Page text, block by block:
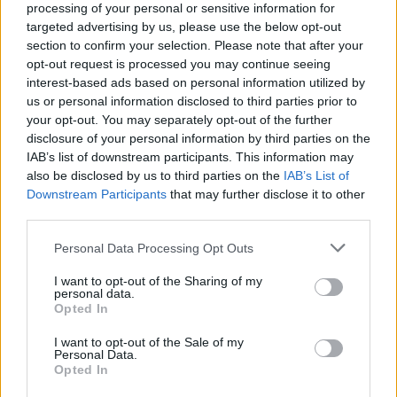
processing of your personal or sensitive information for
targeted advertising by us, please use the below opt-out
section to confirm your selection. Please note that after your
opt-out request is processed you may continue seeing
interest-based ads based on personal information utilized by
us or personal information disclosed to third parties prior to
your opt-out. You may separately opt-out of the further
disclosure of your personal information by third parties on the
IAB’s list of downstream participants. This information may
also be disclosed by us to third parties on the IAB’s List of
Downstream Participants that may further disclose it to other
Please note that this website/app uses one or more Google
not limited to your visit or usage behaviour. You may click to
grant or deny consent to Google and its third-party tags to
use your data for below specified purposes in below Google
consent section.
Personal Data Processing Opt Outs
I want to opt-out of the Sharing of my
personal data.
Opted In
I want to opt-out of the Sale of my
Personal Data.
Opted In
Συνολικά, υλοποιήσαμε μέτρα ύψους 42,7 δισ.
ευρώ την περίοδο 2020-2022, ώστε να
απορροφηθούν οι κραδασμοί της υγειονομικής
κρίσης και να υλοποιηθούν αναπτυξιακές
παρεμβάσεις. Καταφέραμε, έτσι, παρά τις
αντιξοότητες, να επιτύχουμε συγκεκριμένα, απτά
αποτελέσματα. Αποτελέσματα που
επιβεβαιώνουν την ορθότητα και την
αποδοτικότητα της ασκούμενης οικονομικής
πολιτικής και αντανακλώνται, μεταξύ άλλων:
στην ισχυρή ανάκαμψη,
στην αύξηση των εξαγωγών,
στην υλοποίηση σημαντικών ξένων
επενδύσεων,